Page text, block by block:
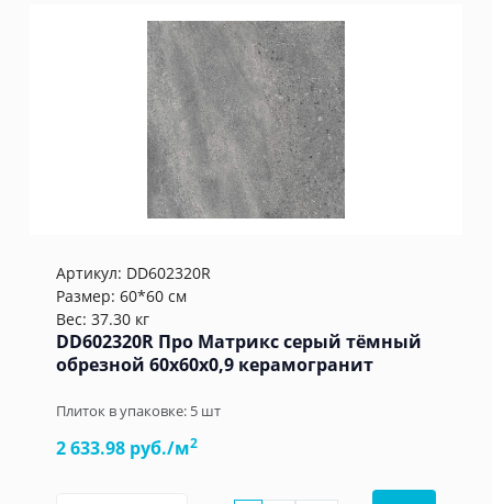
Артикул: DD602320R
Размер: 60*60 см
Вес: 37.30 кг
DD602320R Про Матрикс серый тёмный
обрезной 60x60x0,9 керамогранит
Плиток в упаковке: 5 шт
2 633.98 руб./м2